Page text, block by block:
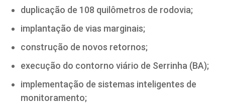
duplicação de 108 quilômetros de rodovia;
implantação de vias marginais;
construção de novos retornos;
execução do contorno viário de Serrinha (BA);
implementação de sistemas inteligentes de
monitoramento;